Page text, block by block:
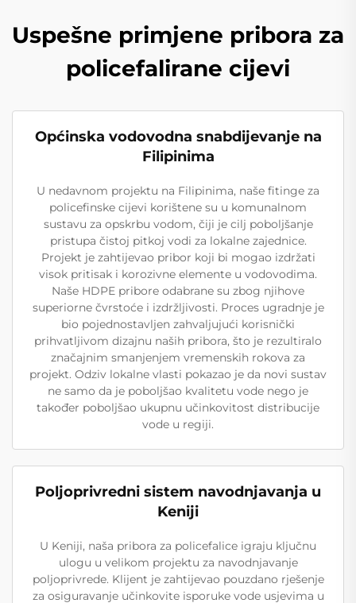
Uspešne primjene pribora za
policefalirane cijevi
Općinska vodovodna snabdijevanje na
Filipinima
U nedavnom projektu na Filipinima, naše fitinge za
policefinske cijevi korištene su u komunalnom
sustavu za opskrbu vodom, čiji je cilj poboljšanje
pristupa čistoj pitkoj vodi za lokalne zajednice.
Projekt je zahtijevao pribor koji bi mogao izdržati
visok pritisak i korozivne elemente u vodovodima.
Naše HDPE pribore odabrane su zbog njihove
superiorne čvrstoće i izdržljivosti. Proces ugradnje je
bio pojednostavljen zahvaljujući korisnički
prihvatljivom dizajnu naših pribora, što je rezultiralo
značajnim smanjenjem vremenskih rokova za
projekt. Odziv lokalne vlasti pokazao je da novi sustav
ne samo da je poboljšao kvalitetu vode nego je
također poboljšao ukupnu učinkovitost distribucije
vode u regiji.
Poljoprivredni sistem navodnjavanja u
Keniji
U Keniji, naša pribora za policefalice igraju ključnu
ulogu u velikom projektu za navodnjavanje
poljoprivrede. Klijent je zahtijevao pouzdano rješenje
za osiguravanje učinkovite isporuke vode usjevima u